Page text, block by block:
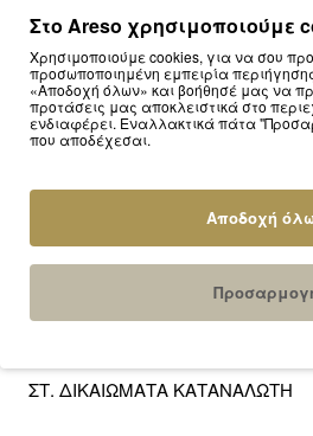
τρόπους αποστολής
1. Με Courier σε όλη την Ελλάδα
εργάσιμες
ΣΤ. ΔΙΚΑΙΩΜΑΤΑ ΚΑΤΑΝΑΛΩΤΗ
Στο Areso χρησιμοποιούμε
Χρησιμοποιούμε cookies, για να σου
προσωποποιημένη εμπειρία
«Αποδοχή όλων» και βοήθησέ μας να
προτάσεις μας αποκλειστικά στο
ενδιαφέρει. Εναλλακτικά πάτα
που αποδέχεσαι.
Αποδοχή